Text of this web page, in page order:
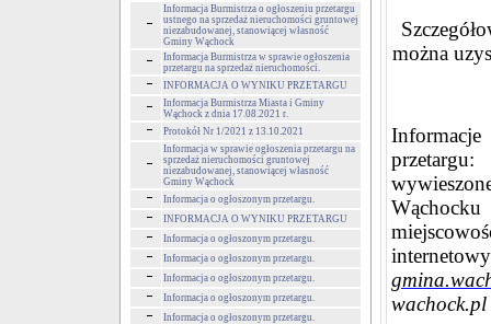
Informacja Burmistrza o ogłoszeniu przetargu
ustnego na sprzedaż nieruchomości gruntowej
niezabudowanej, stanowiącej własność
Gminy Wąchock
Informacja Burmistrza w sprawie ogłoszenia
przetargu na sprzedaż nieruchomości.
INFORMACJA O WYNIKU PRZETARGU
Informacja Burmistrza Miasta i Gminy
Wąchock z dnia 17.08.2021 r.
Protokół Nr 1/2021 z 13.10.2021
Informacja w sprawie ogłoszenia przetargu na
sprzedaż nieruchomości gruntowej
niezabudowanej, stanowiącej własność
Gminy Wąchock
Informacja o ogłoszonym przetargu.
INFORMACJA O WYNIKU PRZETARGU
Informacja o ogłoszonym przetargu.
Informacja o ogłoszonym przetargu.
Informacja o ogłoszonym przetargu.
Informacja o ogłoszonym przetargu.
Informacja o ogłoszonym przetargu.
można
wachock.pl